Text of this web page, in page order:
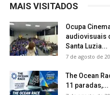
MAIS VISITADOS
Ocupa
audiovisuais
Santa Luzia...
7 de agosto de
The Ocean
11 paradas,...